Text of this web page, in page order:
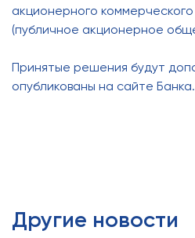
акционерного
(публичное акционерное
Принятые решения будут
опубликованы на сайте Банка.
Другие новости